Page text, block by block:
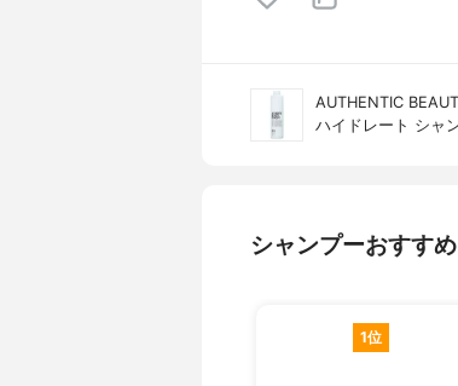
AUTHENTIC
ハイドレート シャ
シャンプーおすす
1位